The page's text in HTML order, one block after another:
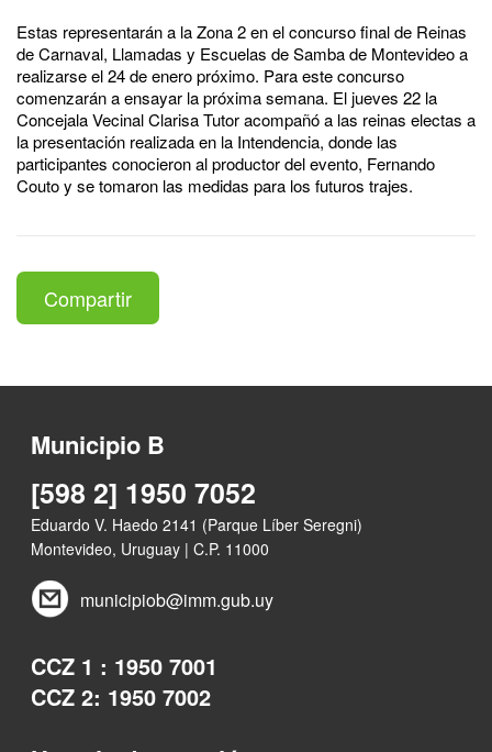
Estas representarán a la Zona 2 en el concurso final de Reinas
de Carnaval, Llamadas y Escuelas de Samba de Montevideo a
realizarse el 24 de enero próximo. Para este concurso
comenzarán a ensayar la próxima semana. El jueves 22 la
Concejala Vecinal Clarisa Tutor acompañó a las reinas electas a
la presentación realizada en la Intendencia, donde las
participantes conocieron al productor del evento, Fernando
Couto y se tomaron las medidas para los futuros trajes.
Compartir
Municipio B
[598 2] 1950 7052
Eduardo V. Haedo 2141 (Parque Líber Seregni)
Montevideo, Uruguay | C.P. 11000
municipiob@imm.gub.uy
CCZ 1 : 1950 7001
CCZ 2: 1950 7002